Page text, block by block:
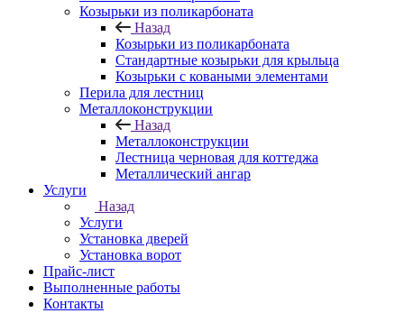
Козырьки из поликарбоната
Назад
Козырьки из поликарбоната
Стандартные козырьки для крыльца
Козырьки с коваными элементами
Перила для лестниц
Металлоконструкции
Назад
Металлоконструкции
Лестница черновая для коттеджа
Металлический ангар
Услуги
Назад
Услуги
Установка дверей
Установка ворот
Прайс-лист
Выполненные работы
Контакты